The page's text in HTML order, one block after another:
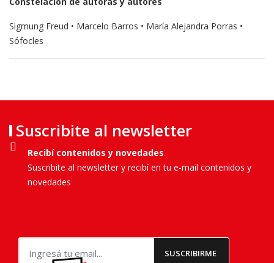
Sigmung Freud • Marcelo Barros • María Alejandra Porras •
Sófocles
Suscribite al newsletter
Recibí contenidos y novedades
Suscribite al newsletter y recibí en tu e-mail contenidos y
novedades